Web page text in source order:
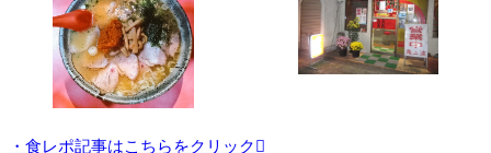
・食レポ記事はこちらをクリック